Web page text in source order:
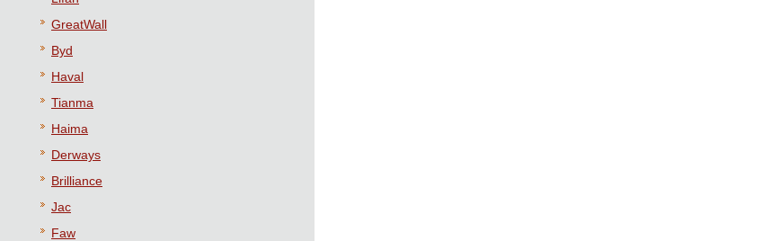
GreatWall
Byd
Haval
Tianma
Haima
Derways
Brilliance
Jac
Faw